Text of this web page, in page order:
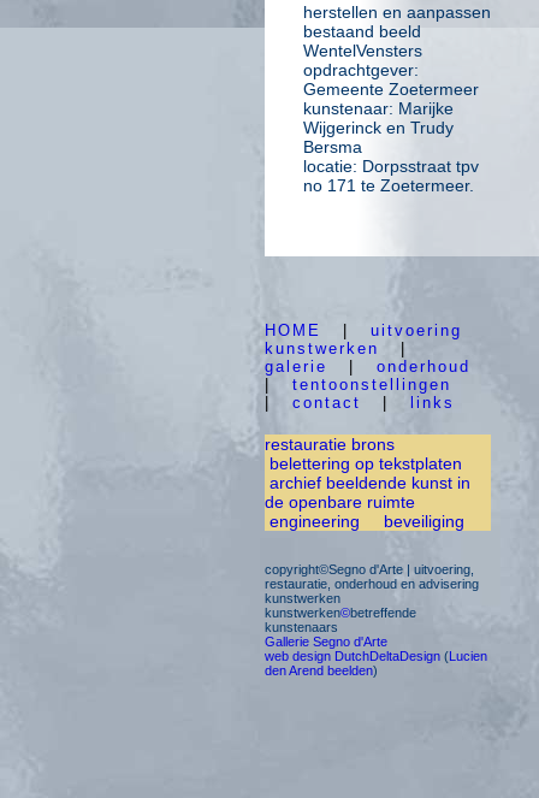
herstellen en aanpassen
bestaand beeld
WentelVensters
opdrachtgever:
Gemeente Zoetermeer
kunstenaar: Marijke
Wijgerinck en Trudy
Bersma
locatie: Dorpsstraat tpv
no 171 te Zoetermeer.
HOME
uitvoering
kunstwerken
galerie
onderhoud
tentoonstellingen
contact links
restauratie brons
belettering op tekstplaten
archief beeldende kunst in
de openbare ruimte
engineering
beveiliging
copyright©Segno d'Arte | uitvoering,
restauratie, onderhoud en advisering
kunstwerken
kunstwerken©betreffende
kunstenaars
Gallerie Segno d'Arte
web design DutchDeltaDesign (Lucien
den Arend beelden)